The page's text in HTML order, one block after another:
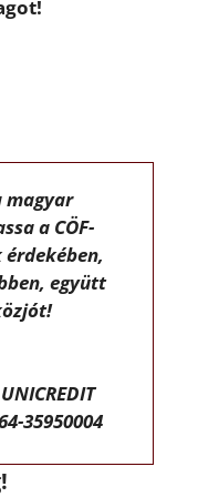
magyar
a CÖF-
érdekében,
együtt
35950004